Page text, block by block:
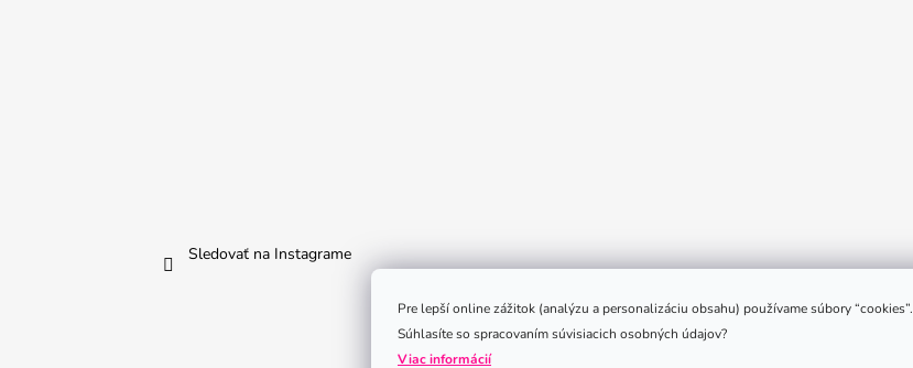
Pre lepší online zážitok (analýzu a personalizáciu obsahu) používame súbory “cookies”.
Súhlasíte so spracovaním súvisiacich osobných údajov?
Viac informácií
Sledovať na Instagrame